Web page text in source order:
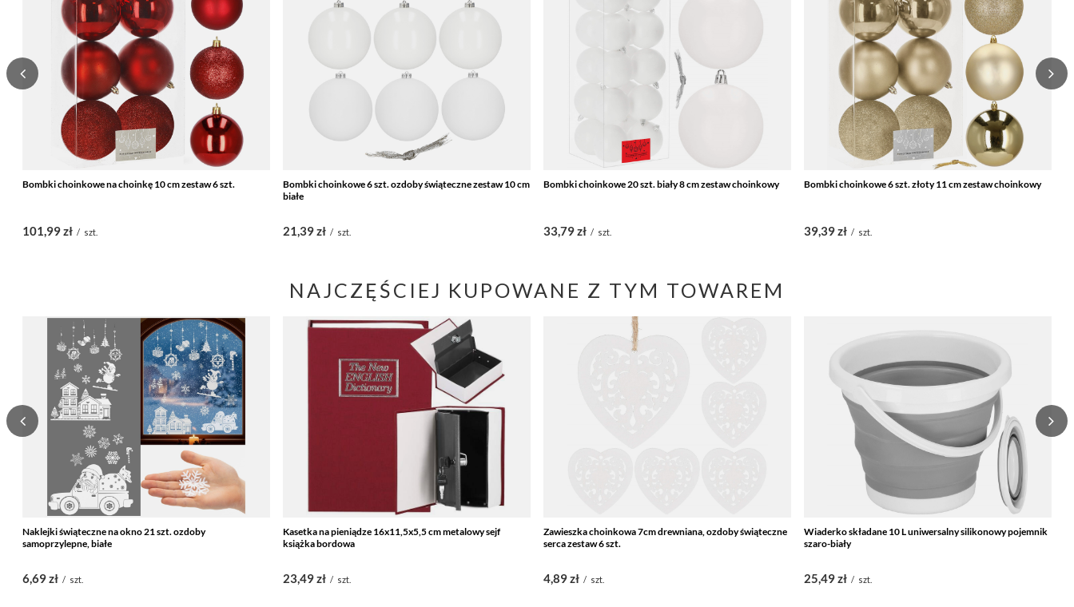
Bombki choinkowe na choinkę 10 cm zestaw 6 szt.
101,99 zł / szt.
Bombki choinkowe 6 szt. ozdoby świąteczne zestaw 10 cm
białe
21,39 zł / szt.
Bombki choinkowe 20 szt. biały 8 cm zestaw choinkowy
33,79 zł / szt.
Bombki choinkowe 6 szt. złoty 11 cm zestaw choinkowy
39,39 zł / szt.
NAJCZĘŚCIEJ KUPOWANE Z TYM TOWAREM
Naklejki świąteczne na okno 21 szt. ozdoby
samoprzylepne, białe
6,69 zł / szt.
Kasetka na pieniądze 16x11,5x5,5 cm metalowy sejf
książka bordowa
23,49 zł / szt.
Zawieszka choinkowa 7cm drewniana, ozdoby świąteczne
serca zestaw 6 szt.
4,89 zł / szt.
Wiaderko składane 10 L uniwersalny silikonowy pojemnik
szaro-biały
25,49 zł / szt.